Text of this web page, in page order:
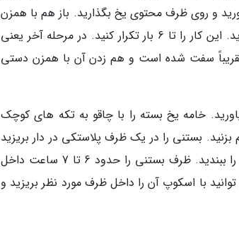
و روی ظرف محتوی یخ بگذارید. باز هم با همزن
دستی حدود 3 دقیقه خوب هم بزنید و دوباره ظرف را داخل فریزر بگذارید. این کار را تا 6 بار تکرار کنید. در مرحله آخر یعنی
تقریباً سفت شده است و هم زدن آن با همزن دستی
خامه یخ بسته را با چاقو به تکه های کوچک
بستنی را در یک ظرف پلاستکی در دار بریزید
و مقداری از خامه بسته شده و خلال پسته را روی آن بپاشید و در ظرف را ببندید. ظرف بستنی را حدود 6 تا 7 ساعت داخل
با اسکوپ آن را داخل ظرف مورد نظر بریزید و